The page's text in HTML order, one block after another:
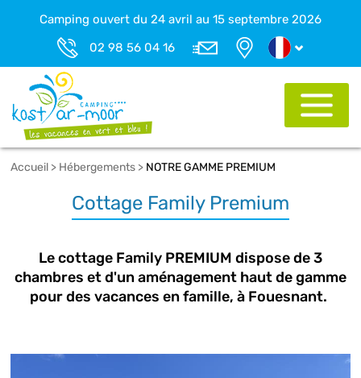
Camping ouvert du 24 avril au 15 septembre 2026
02 98 56 04 16
Accueil > Hébergements > NOTRE GAMME PREMIUM
Cottage Family Premium
Le cottage Family PREMIUM dispose de 3
chambres et d'un aménagement haut de gamme
pour des vacances en famille, à Fouesnant.